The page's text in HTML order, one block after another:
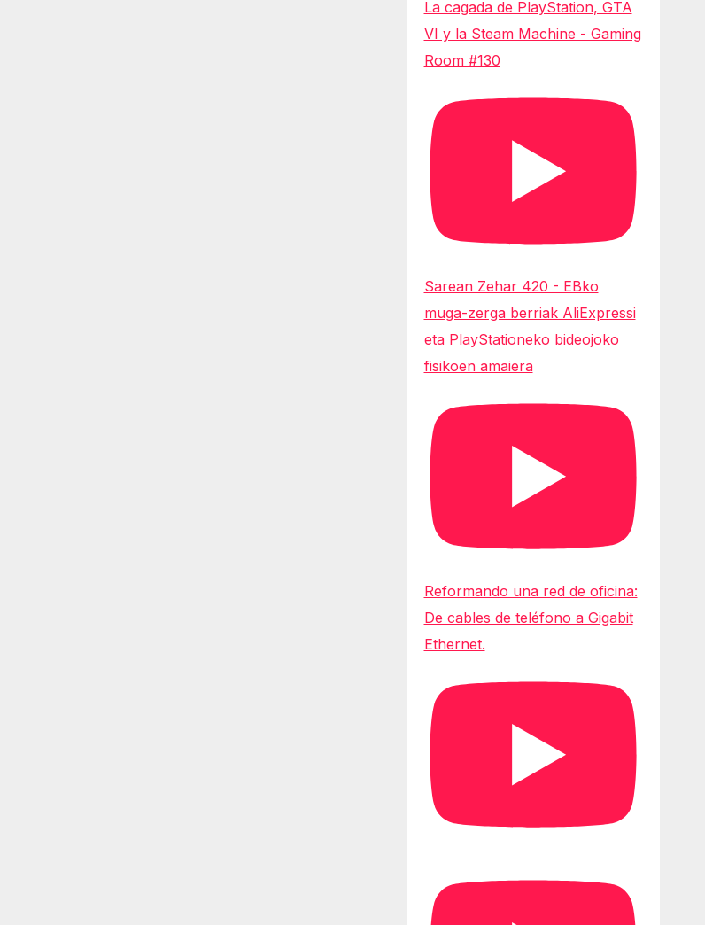
La cagada de PlayStation, GTA
VI y la Steam Machine - Gaming
Room #130
Sarean Zehar 420 - EBko
muga-zerga berriak AliExpressi
eta PlayStationeko bideojoko
fisikoen amaiera
Reformando una red de oficina:
De cables de teléfono a Gigabit
Ethernet.